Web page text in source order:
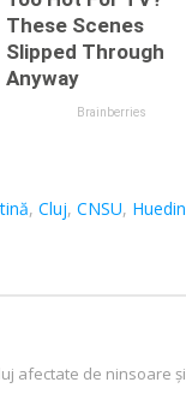
, Cluj, CNSU, Huedin
afectate de ninsoare și